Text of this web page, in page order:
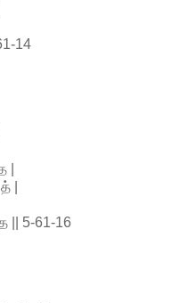
14
|
|
|| 5-61-16